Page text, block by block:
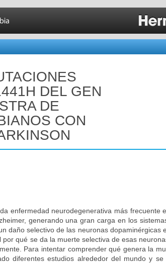
DEL GEN
DE
CON
enfermedad neurodegenerativa más frecuente
generando una gran carga en los
daño selectivo de las neuronas dopaminérgicas
qué se da la muerte selectiva de esas
Para intentar comprender qué genera la
diferentes estudios alrededor del mundo y se